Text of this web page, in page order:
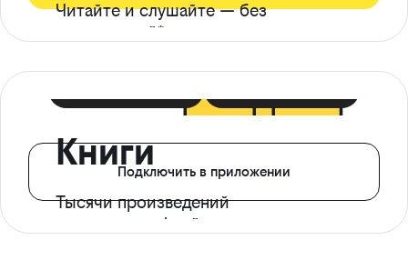
Читайте и слушайте — без
ограничений*
Книги
Тысячи произведений
с доступом офлайн
Подключить в приложении